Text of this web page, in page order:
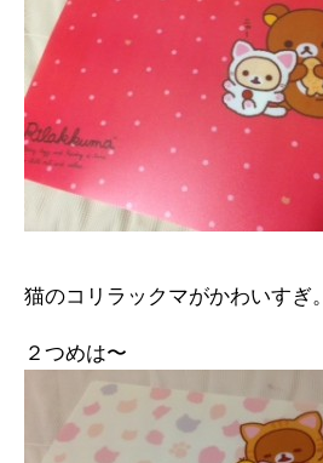
猫のコリラックマがかわいすぎ。
２つめは〜